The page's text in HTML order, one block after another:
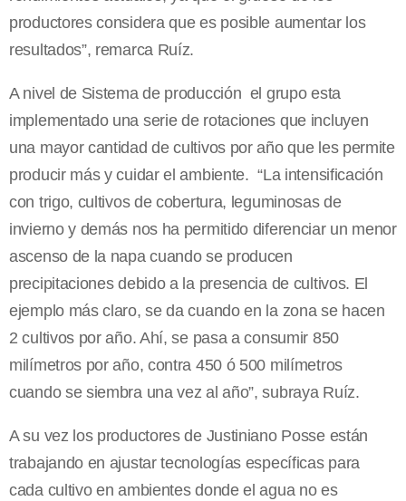
productores considera que es posible aumentar los
resultados”, remarca Ruíz.
A nivel de Sistema de producción el grupo esta
implementado una serie de rotaciones que incluyen
una mayor cantidad de cultivos por año que les permite
producir más y cuidar el ambiente. “La intensificación
con trigo, cultivos de cobertura, leguminosas de
invierno y demás nos ha permitido diferenciar un menor
ascenso de la napa cuando se producen
precipitaciones debido a la presencia de cultivos. El
ejemplo más claro, se da cuando en la zona se hacen
2 cultivos por año. Ahí, se pasa a consumir 850
milímetros por año, contra 450 ó 500 milímetros
cuando se siembra una vez al año”, subraya Ruíz.
A su vez los productores de Justiniano Posse están
trabajando en ajustar tecnologías específicas para
cada cultivo en ambientes donde el agua no es